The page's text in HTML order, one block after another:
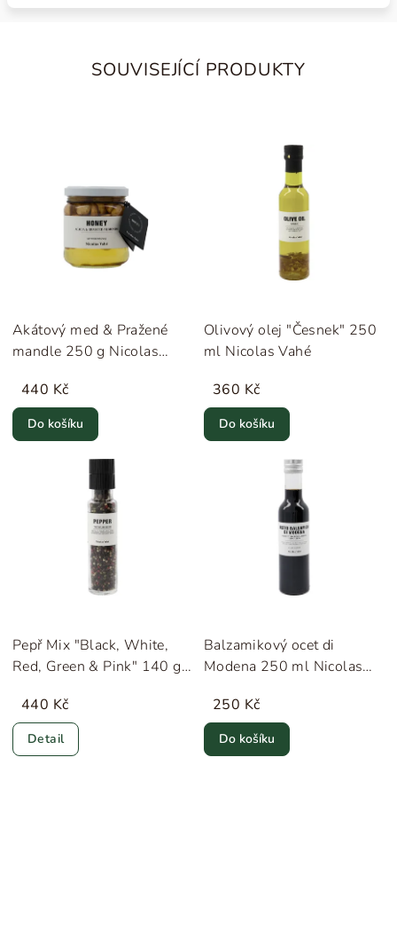
SOUVISEJÍCÍ PRODUKTY
Akátový med & Pražené
mandle 250 g Nicolas
440 Kč
Do košíku
Olivový olej "Česnek" 250
ml Nicolas Vahé
360 Kč
Do košíku
Pepř Mix "Black, White,
Red, Green & Pink" 140 g
440 Kč
Detail
Balzamikový ocet di
Modena 250 ml Nicolas
250 Kč
Do košíku